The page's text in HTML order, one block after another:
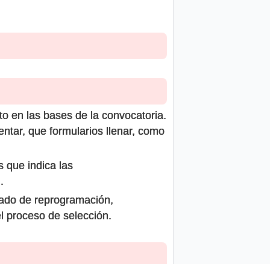
en las bases de la convocatoria.
que formularios llenar, como
que indica las
de reprogramación,
proceso de selección.